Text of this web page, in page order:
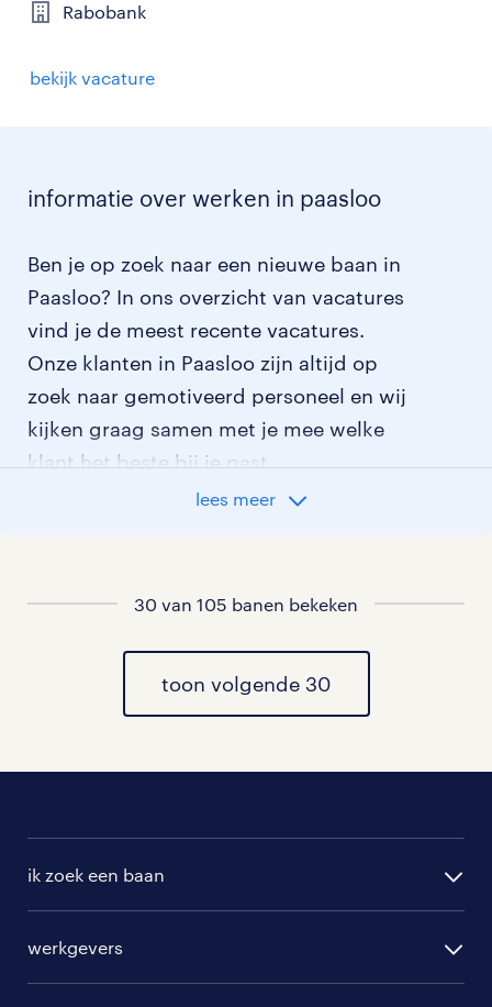
Rabobank
bekijk vacature
informatie over werken in paasloo
Ben je op zoek naar een nieuwe baan in
Paasloo? In ons overzicht van vacatures
vind je de meest recente vacatures.
Onze klanten in Paasloo zijn altijd op
zoek naar gemotiveerd personeel en wij
kijken graag samen met je mee welke
klant het beste bij je past.
vacatures in Kalenberg
lees meer
30 van 105 banen bekeken
toon volgende 30
ik zoek een baan
werkgevers